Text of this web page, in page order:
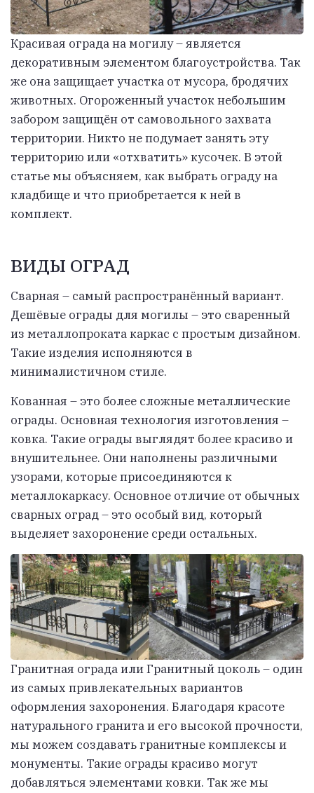
Красивая ограда на могилу – является
декоративным элементом благоустройства. Так
же она защищает участка от мусора, бродячих
животных. Огороженный участок небольшим
забором защищён от самовольного захвата
территории. Никто не подумает занять эту
территорию или «отхватить» кусочек. В этой
статье мы объясняем, как выбрать ограду на
кладбище и что приобретается к ней в
комплект.
ВИДЫ ОГРАД
Сварная – самый распространённый вариант.
Дешёвые ограды для могилы – это сваренный
из металлопроката каркас с простым дизайном.
Такие изделия исполняются в
минималистичном стиле.
Кованная – это более сложные металлические
ограды. Основная технология изготовления –
ковка. Такие ограды выглядят более красиво и
внушительнее. Они наполнены различными
узорами, которые присоединяются к
металлокаркасу. Основное отличие от обычных
сварных оград – это особый вид, который
выделяет захоронение среди остальных.
Гранитная ограда или Гранитный цоколь – один
из самых привлекательных вариантов
оформления захоронения. Благодаря красоте
натурального гранита и его высокой прочности,
мы можем создавать гранитные комплексы и
монументы. Такие ограды красиво могут
добавляться элементами ковки. Так же мы